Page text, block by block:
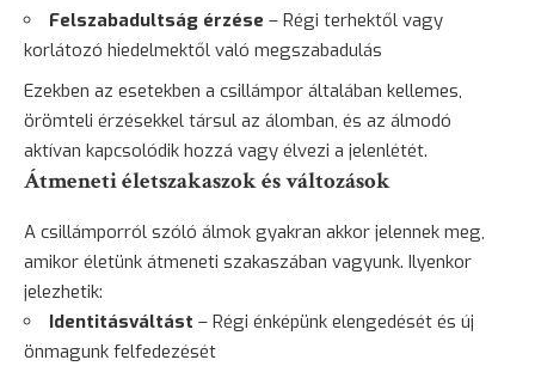
Felszabadultság érzése – Régi terhektől vagy
korlátozó hiedelmektől való megszabadulás
Ezekben az esetekben a csillámpor általában kellemes,
örömteli érzésekkel társul az álomban, és az álmodó
aktívan kapcsolódik hozzá vagy élvezi a jelenlétét.
Átmeneti életszakaszok és változások
A csillámporról szóló álmok gyakran akkor jelennek meg,
amikor életünk átmeneti szakaszában vagyunk. Ilyenkor
jelezhetik:
Identitásváltást – Régi énképünk elengedését és új
önmagunk felfedezését